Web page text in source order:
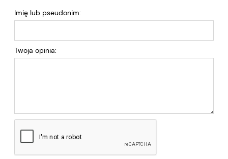
Imię lub pseudonim:
Twoja opinia: